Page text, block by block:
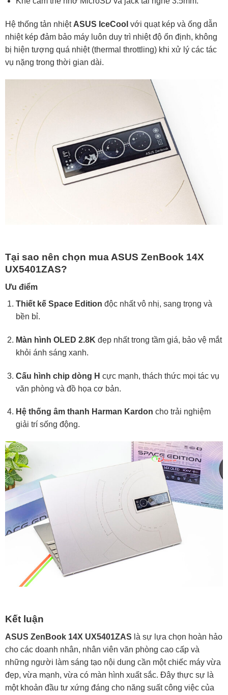
Hệ thống tản nhiệt ASUS IceCool với quạt kép và ống dẫn
nhiệt kép đảm bảo máy luôn duy trì nhiệt độ ổn định, không
bị hiện tượng quá nhiệt (thermal throttling) khi xử lý các tác
vụ nặng trong thời gian dài.
Tại sao nên chọn mua ASUS ZenBook 14X
UX5401ZAS?
Ưu điểm
Thiết kế Space Edition độc nhất vô nhị, sang trọng và
bền bỉ.
Màn hình OLED 2.8K đẹp nhất trong tầm giá, bảo vệ mắt
khỏi ánh sáng xanh.
Cấu hình chip dòng H cực mạnh, thách thức mọi tác vụ
văn phòng và đồ họa cơ bản.
Hệ thống âm thanh Harman Kardon cho trải nghiệm
giải trí sống động.
Kết luận
ASUS ZenBook 14X UX5401ZAS là sự lựa chọn hoàn hảo
cho các doanh nhân, nhân viên văn phòng cao cấp và
những người làm sáng tạo nội dung cần một chiếc máy vừa
đẹp, vừa mạnh, vừa có màn hình xuất sắc. Đây thực sự là
một khoản đầu tư xứng đáng cho năng suất công việc của